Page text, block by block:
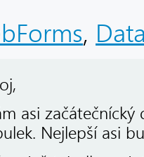
,
asi
Nejlepší asi